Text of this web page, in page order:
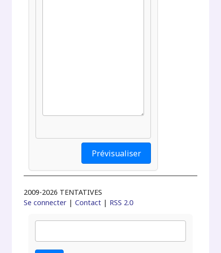
2009-2026 TENTATIVES
Se connecter |Contact | RSS 2.0